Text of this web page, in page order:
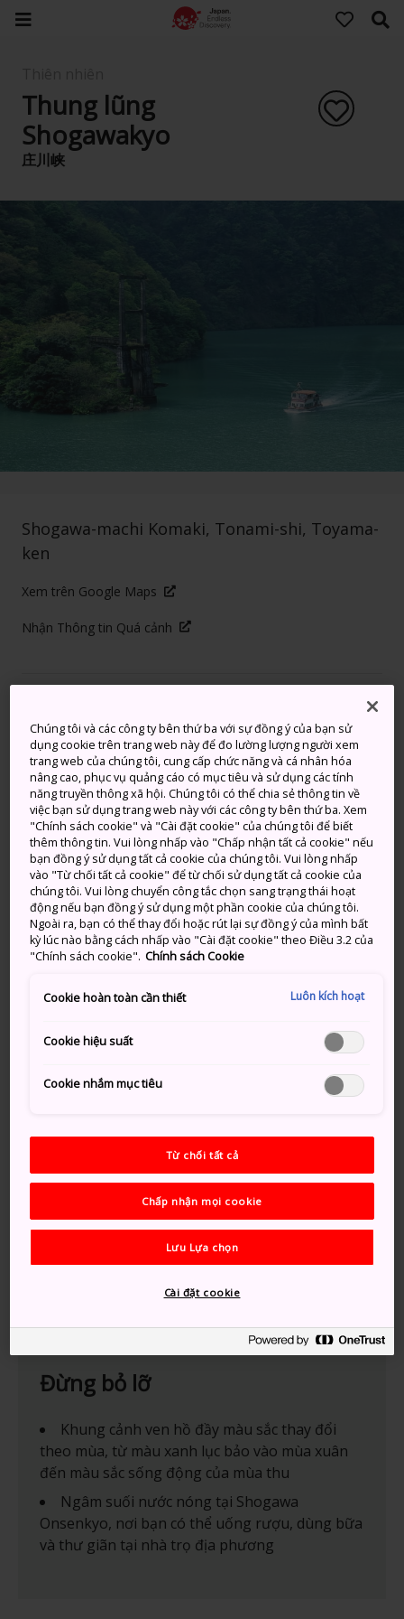
Thung lũng
Shogawakyo
庄川峡
Shogawa-machi Komaki, Tonami-shi, Toyama-
ken
Xem trên Google Maps
Nhận Thông tin Quá cảnh
Chuyến du ngoạn thư giãn
trong khung cảnh hồ nước
bình dị
Là địa điểm được yêu thích từ lâu của những người đi
nghỉ mát muốn tìm kiếm nơi để lánh khỏi sự hối hả và
nhộn nhịp của thành phố, Thung lũng Shogawakyo
mang đến cho du khách đang mệt mỏi một trải
nghiệm dễ chịu với khung cảnh xanh tươi và nhịp
Đừng bỏ lỡ
Khung cảnh ven hồ đầy màu sắc thay đổi
theo mùa, từ màu xanh lục bảo vào mùa xuân
đến màu sắc sống động của mùa thu
Ngâm suối nước nóng tại Shogawa
Onsenkyo, nơi bạn có thể uống rượu, dùng bữa
và thư giãn tại nhà trọ địa phương
Chúng tôi và các công ty bên thứ ba với sự đồng ý của bạn sử
dụng cookie trên trang web này để đo lường lượng người xem
trang web của chúng tôi, cung cấp chức năng và cá nhân hóa
nâng cao, phục vụ quảng cáo có mục tiêu và sử dụng các tính
năng truyền thông xã hội. Chúng tôi có thể chia sẻ thông tin về
việc bạn sử dụng trang web này với các công ty bên thứ ba. Xem
"Chính sách cookie" và "Cài đặt cookie" của chúng tôi để biết
thêm thông tin. Vui lòng nhấp vào "Chấp nhận tất cả cookie" nếu
bạn đồng ý sử dụng tất cả cookie của chúng tôi. Vui lòng nhấp
vào "Từ chối tất cả cookie" để từ chối sử dụng tất cả cookie của
chúng tôi. Vui lòng chuyển công tắc chọn sang trạng thái hoạt
động nếu bạn đồng ý sử dụng một phần cookie của chúng tôi.
Ngoài ra, bạn có thể thay đổi hoặc rút lại sự đồng ý của mình bất
kỳ lúc nào bằng cách nhấp vào "Cài đặt cookie" theo Điều 3.2 của
"Chính sách cookie". Chính sách Cookie
Cookie hoàn toàn cần thiết Luôn kích hoạt
Cookie hiệu suất
Cookie nhắm mục tiêu
Từ chối tất cả
Chấp nhận mọi cookie
Lưu Lựa chọn
Cài đặt cookie